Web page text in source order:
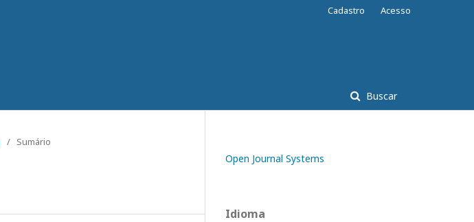
Buscar
Cadastro Acesso
/ Sumário
Open Journal Systems
Idioma